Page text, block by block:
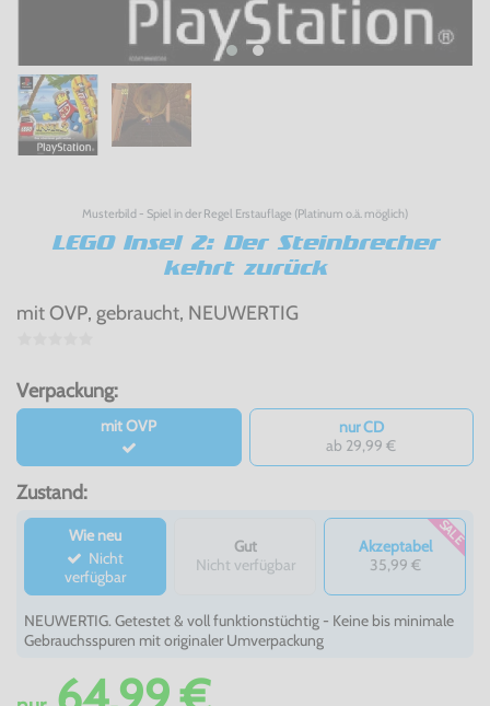
Musterbild - Spiel in der Regel Erstauflage (Platinum o.ä. möglich)
LEGO Insel 2: Der Steinbrecher
kehrt zurück
mit OVP, gebraucht, NEUWERTIG
Verpackung:
mit OVP
nur CD
ab 29,99 €
Zustand:
Wie neu
verfügbar
Gut
Nicht verfügbar
Akzeptabel
35,99 €
SALE
NEUWERTIG. Getestet & voll funktionstüchtig - Keine bis minimale
Gebrauchsspuren mit originaler Umverpackung